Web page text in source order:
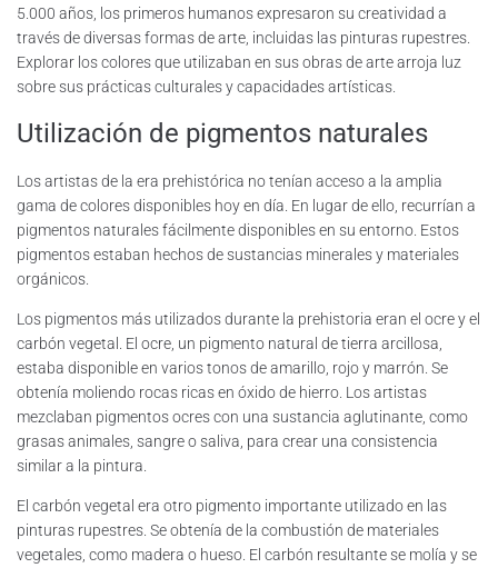
5.000 años, los primeros humanos expresaron su creatividad a
través de diversas formas de arte, incluidas las pinturas rupestres.
Explorar los colores que utilizaban en sus obras de arte arroja luz
sobre sus prácticas culturales y capacidades artísticas.
Utilización de pigmentos naturales
Los artistas de la era prehistórica no tenían acceso a la amplia
gama de colores disponibles hoy en día. En lugar de ello, recurrían a
pigmentos naturales fácilmente disponibles en su entorno. Estos
pigmentos estaban hechos de sustancias minerales y materiales
orgánicos.
Los pigmentos más utilizados durante la prehistoria eran el ocre y el
carbón vegetal. El ocre, un pigmento natural de tierra arcillosa,
estaba disponible en varios tonos de amarillo, rojo y marrón. Se
obtenía moliendo rocas ricas en óxido de hierro. Los artistas
mezclaban pigmentos ocres con una sustancia aglutinante, como
grasas animales, sangre o saliva, para crear una consistencia
similar a la pintura.
El carbón vegetal era otro pigmento importante utilizado en las
pinturas rupestres. Se obtenía de la combustión de materiales
vegetales, como madera o hueso. El carbón resultante se molía y se